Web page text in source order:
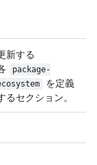
新する
package-
を定義
るセクション。